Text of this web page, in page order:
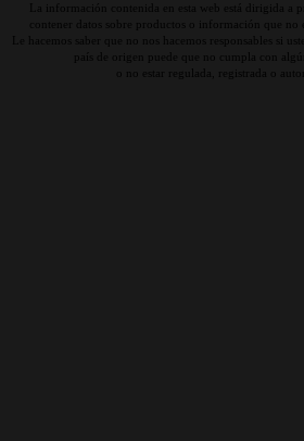
La información contenida en esta web está dirigida a
contener datos sobre productos o información que no
Le hacemos saber que no nos hacemos responsables si
país de origen puede que no cumpla con
o no estar regulada, registrada o